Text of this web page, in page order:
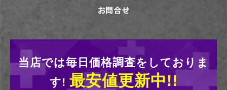
当店では毎日価格調査をしておりま
す! 最安値更新中!!